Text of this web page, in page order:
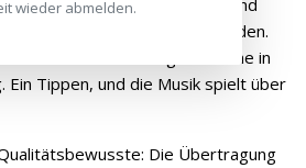
automatisch erkannt und
eingebunden werden.
einfach als verfügbare Zone in
Ein Tippen, und die Musik spielt über
Die Übertragung
wieder abmelden.